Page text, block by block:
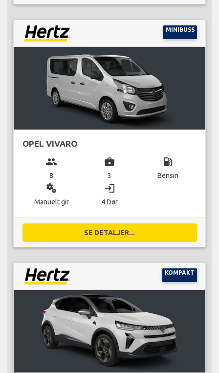
MINIBUSS
OPEL VIVARO
group
8
business_center
3
local_gas_station
Bensin
miscellaneous_services
Manuelt gir
login
4 Dør
SE DETALJER...
KOMPAKT